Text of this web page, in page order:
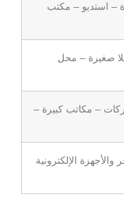
– استديو – مكتب
صغيرة – محل
– مكاتب كبيرة –
والأجهزة الإلكترونية